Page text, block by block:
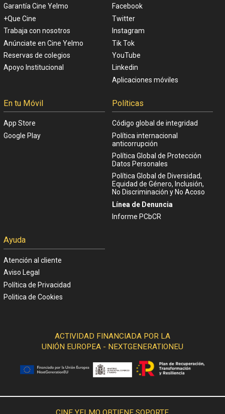
Garantía Cine Yelmo
+Que Cine
Trabaja con nosotros
Anúnciate en Cine Yelmo
Reservas de colegios
Apoyo Institucional
Facebook
Twitter
Instagram
Tik Tok
YouTube
Linkedin
Aplicaciones móviles
En tu Móvil
App Store
Google Play
Políticas
Código global de integridad
Política internacional
anticorrupción
Política Global de Protección
Datos Personales
Política Global de Diversidad,
Equidad de Género, Inclusión,
No Discriminación y No Acoso
Línea de Denuncia
Informe PCbCR
Ayuda
Atención al cliente
Aviso Legal
Política de Privacidad
Politica de Cookies
ACTIVIDAD FINANCIADA POR LA
UNIÓN EUROPEA - NEXTGENERATIONEU